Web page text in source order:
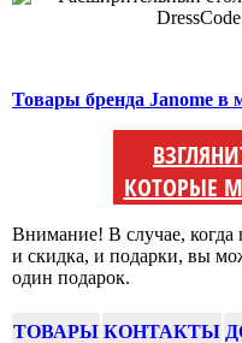
Товары бренда Janome в
КОТОРЫЕ
Внимание! В случае, когда
и скидка, и подарки, вы
один подарок.
ТОВАРЫ КОНТАКТЫ